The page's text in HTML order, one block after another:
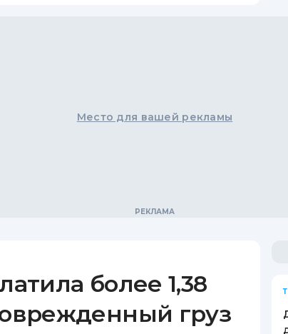
Место для вашей рекламы
более 1,38
груз